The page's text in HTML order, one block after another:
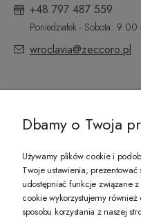
+48 797 487 559
Poniedziałek - Sobota:
wroclavia@zeccoro.pl
PREZENT DLA
-10% na pierwsze zakupy na
Dbamy o Twoja
Używamy plików cookie i
Twoje ustawienia,
udostępniać funkcje związane
cookie wykorzystujemy
sposobu korzystania z naszej